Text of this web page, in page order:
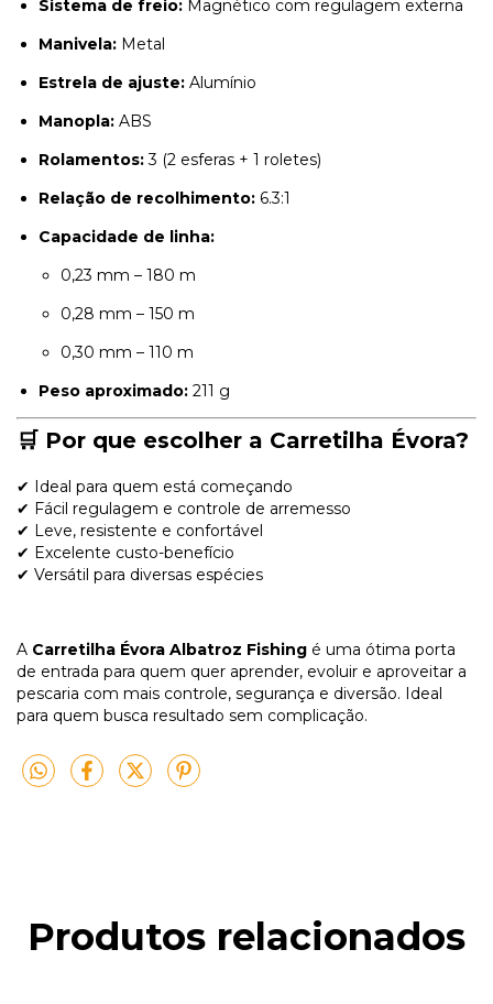
Sistema de freio: Magnético com regulagem externa
Manivela: Metal
Estrela de ajuste: Alumínio
Manopla: ABS
Rolamentos:3 (2 esferas + 1 roletes)
Relação de recolhimento: 6.3:1
Capacidade de linha:
0,23 mm – 180 m
0,28 mm – 150 m
0,30 mm – 110 m
Peso aproximado: 211 g
🛒 Por que escolher a Carretilha Évora?
✔ Ideal para quem está começando
✔ Fácil regulagem e controle de arremesso
✔ Leve, resistente e confortável
✔ Excelente custo-benefício
✔ Versátil para diversas espécies
A Carretilha Évora Albatroz Fishing é uma ótima porta
de entrada para quem quer aprender, evoluir e aproveitar a
pescaria com mais controle, segurança e diversão. Ideal
para quem busca resultado sem complicação.
Produtos relacionados